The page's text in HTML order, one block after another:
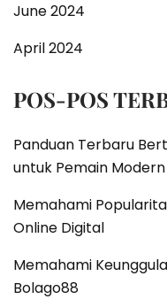
June 2024
April 2024
POS-POS
Panduan Terbaru
untuk Pemain Modern
Memahami
Online Digital
Memahami
Bolago88